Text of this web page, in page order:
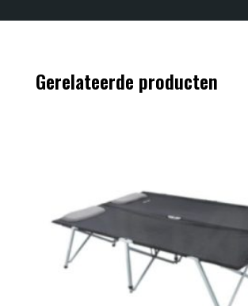
Gerelateerde producten